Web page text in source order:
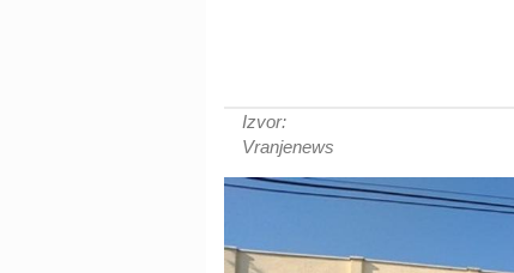
Izvor:
Vranjenews